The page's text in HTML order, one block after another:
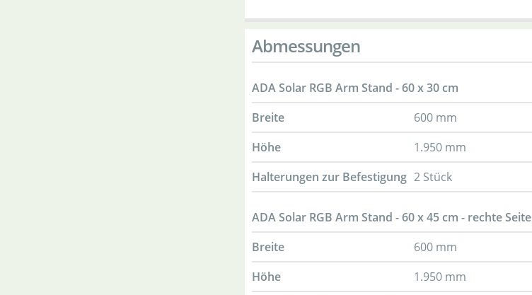
Abmessungen
ADA Solar RGB Arm Stand - 60 x 30 cm
Breite
600 mm
Höhe
1.950 mm
Halterungen zur Befestigung 2 Stück
ADA Solar RGB Arm Stand - 60 x 45 cm - rechte Seite
Breite
600 mm
Höhe
1.950 mm